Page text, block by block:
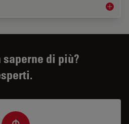
di più?